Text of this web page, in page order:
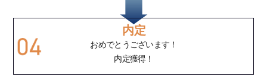
内定
おめでとうございます！
内定獲得！